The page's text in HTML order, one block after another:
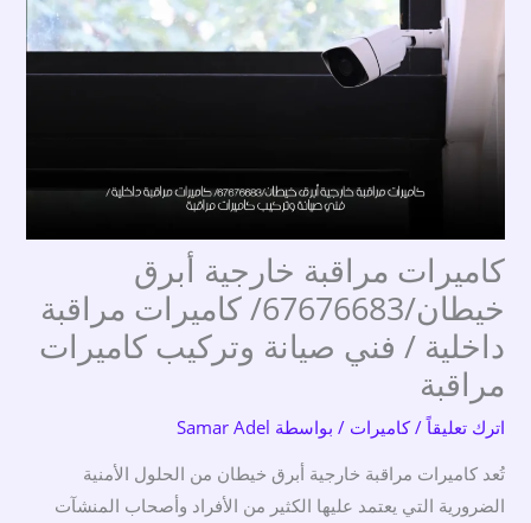
كاميرات مراقبة خارجية أبرق
خيطان/67676683/ كاميرات مراقبة
داخلية / فني صيانة وتركيب كاميرات
مراقبة
اترك تعليقاً /كاميرات / بواسطة Samar Adel
تُعد كاميرات مراقبة خارجية أبرق خيطان من الحلول الأمنية
الضرورية التي يعتمد عليها الكثير من الأفراد وأصحاب المنشآت